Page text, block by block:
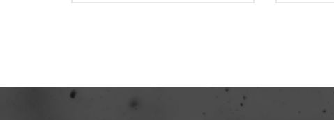
Mulighederne
kan
Mulighederne